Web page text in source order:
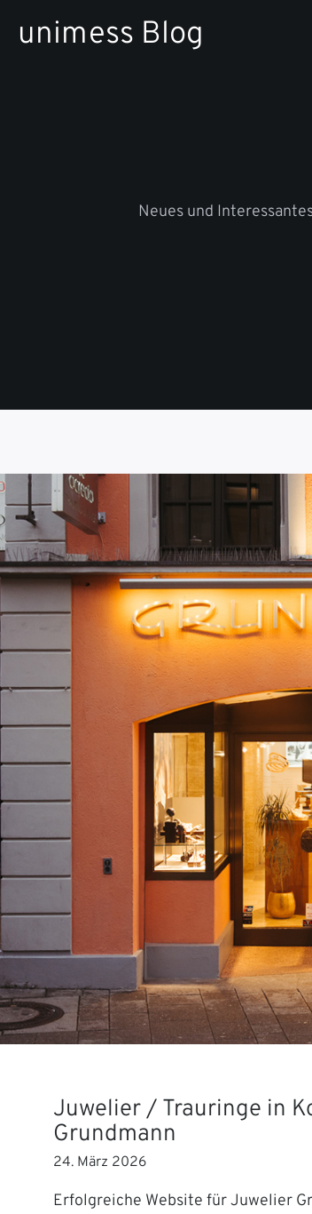
Inhaltunimess Blog
Neues und
Juwelier / Trauringe in
Grundmann
24. März 2026
Erfolgreiche Website für Juwelier